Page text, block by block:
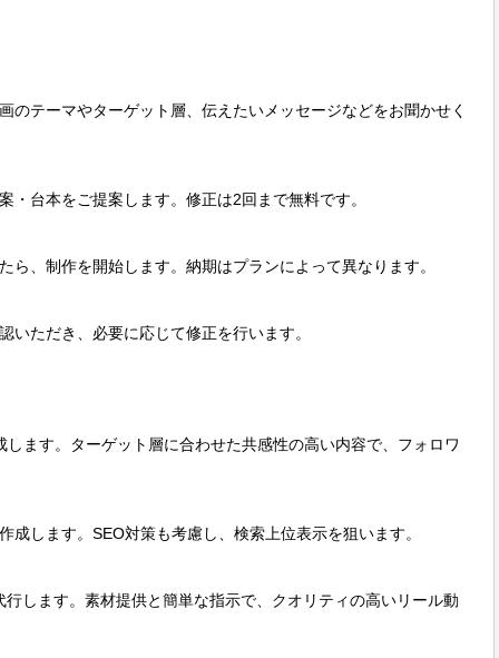
のテーマやターゲット層、伝えたいメッセージなどをお聞かせく
・台本をご提案します。修正は2回まで無料です。
ら、制作を開始します。納期はプランによって異なります。
いただき、必要に応じて修正を行います。
ます。ターゲット層に合わせた共感性の高い内容で、フォロワ
成します。SEO対策も考慮し、検索上位表示を狙います。
します。素材提供と簡単な指示で、クオリティの高いリール動